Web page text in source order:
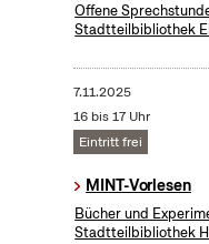
Offene
Stadtteilbibliothek
7.11.2025
16 bis 17 Uhr
Eintritt frei
MINT-Vorlesen
Bücher und
Stadtteilbibliothek